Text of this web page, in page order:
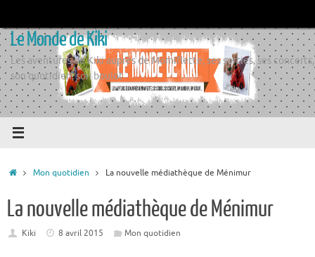
contenu
Le Monde de Kiki
Les aventures de Kiki auprès de Momiflette, ses sorties, ses concerts,
son quotidien, son boulot
Accueil
Mon quotidien La nouvelle médiathèque de Ménimur
La nouvelle médiathèque de Ménimur
Kiki 8 avril 2015 Mon quotidien